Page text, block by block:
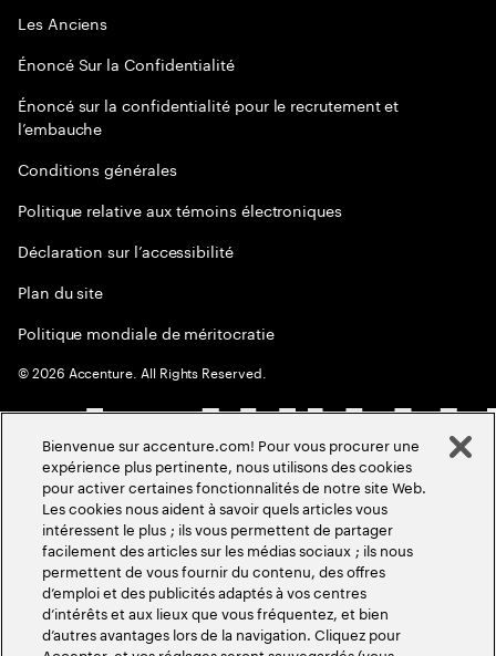
Les Anciens
Énoncé Sur la Confidentialité
Énoncé sur la confidentialité pour le recrutement et
l’embauche
Conditions générales
Politique relative aux témoins électroniques
Déclaration sur l’accessibilité
Plan du site
Politique mondiale de méritocratie
©2026 Accenture. All Rights Reserved.
Bienvenue sur accenture.com! Pour vous procurer une
expérience plus pertinente, nous utilisons des cookies
pour activer certaines fonctionnalités de notre site Web.
Les cookies nous aident à savoir quels articles vous
intéressent le plus ; ils vous permettent de partager
facilement des articles sur les médias sociaux ; ils nous
permettent de vous fournir du contenu, des offres
d’emploi et des publicités adaptés à vos centres
d’intérêts et aux lieux que vous fréquentez, et bien
d’autres avantages lors de la navigation. Cliquez pour